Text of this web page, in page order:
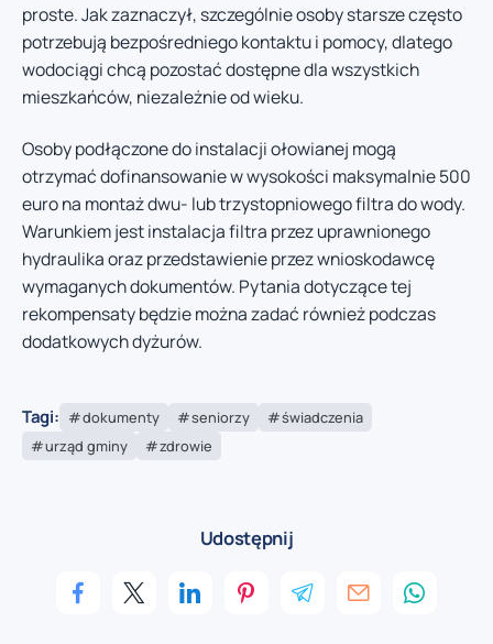
proste. Jak zaznaczył, szczególnie osoby starsze często
potrzebują bezpośredniego kontaktu i pomocy, dlatego
wodociągi chcą pozostać dostępne dla wszystkich
mieszkańców, niezależnie od wieku.
Osoby podłączone do instalacji ołowianej mogą
otrzymać dofinansowanie w wysokości maksymalnie 500
euro na montaż dwu- lub trzystopniowego filtra do wody.
Warunkiem jest instalacja filtra przez uprawnionego
hydraulika oraz przedstawienie przez wnioskodawcę
wymaganych dokumentów. Pytania dotyczące tej
rekompensaty będzie można zadać również podczas
dodatkowych dyżurów.
Tagi: dokumenty seniorzy
świadczenia
urząd gminy
zdrowie
Udostępnij